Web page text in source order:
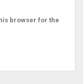
browser for the